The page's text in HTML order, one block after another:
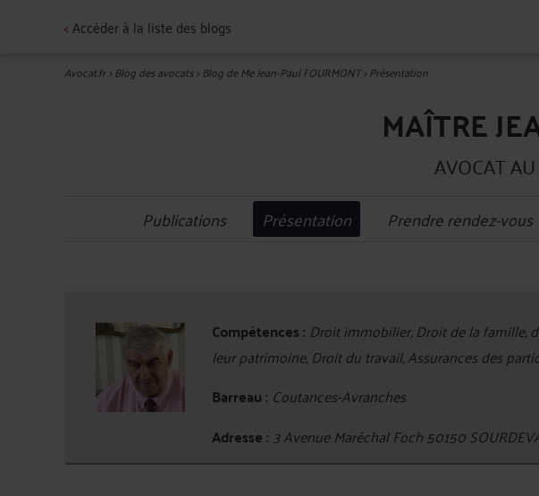
<Accéder à la liste des blogs
Avocat.fr>Blog des avocats>Blog de Me Jean-Paul FOURMONT>Présentation
MAÎTRE
AVOCAT
Publications Présentation Prendre rendez-vous
Compétences : Droit immobilier, Droit de la famille,
leur patrimoine, Droit du travail, Assurances des
Barreau : Coutances-Avranches
Adresse : 3 Avenue Maréchal Foch 50150